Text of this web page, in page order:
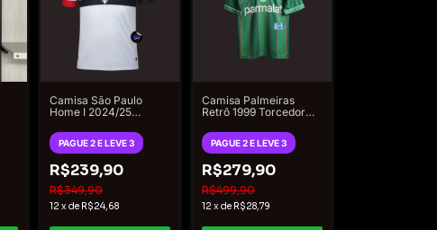
Camisa São Paulo
Home I 2024/25
Masculino - Branco
PAGUE 2 E LEVE 3
R$239,90
R$349,90
12 xde R$24,68
Camisa Palmeiras
Retrô 1999 Torcedor
Verde
PAGUE 2 E LEVE 3
R$279,90
R$499,90
12 xde R$28,79